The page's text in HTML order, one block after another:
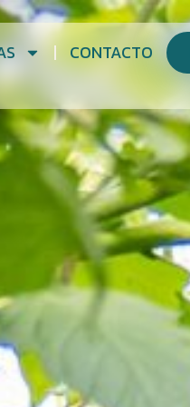
CONTACTO